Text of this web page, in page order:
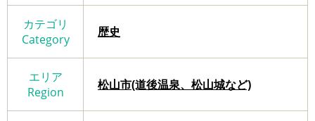
カテゴリ
Category
歴史
エリア
Region
松山市(道後温泉、松山城など)